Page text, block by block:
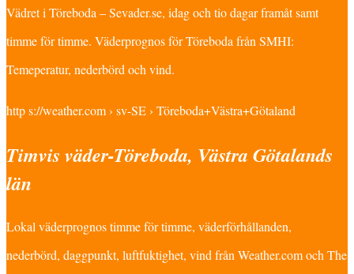
Vädret i Töreboda – Sevader.se, idag och tio dagar framåt samt
timme för timme. Väderprognos för Töreboda från SMHI:
Temeperatur, nederbörd och vind.
http s://weather.com › sv-SE › Töreboda+Västra+Götaland
Timvis väder-Töreboda, Västra Götalands
län
Lokal väderprognos timme för timme, väderförhållanden,
nederbörd, daggpunkt, luftfuktighet, vind från Weather.com och The